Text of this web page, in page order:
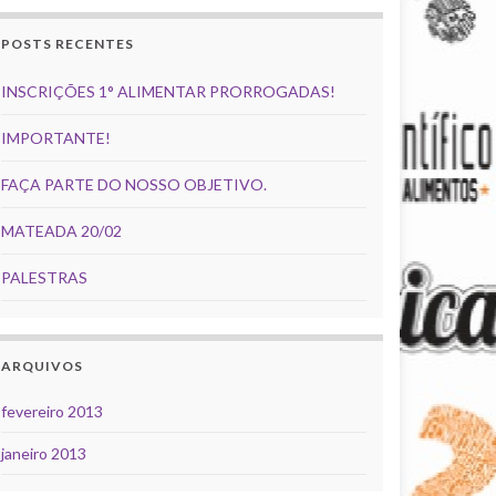
POSTS RECENTES
INSCRIÇÕES 1° ALIMENTAR PRORROGADAS!
IMPORTANTE!
FAÇA PARTE DO NOSSO OBJETIVO.
MATEADA 20/02
PALESTRAS
ARQUIVOS
fevereiro 2013
janeiro 2013